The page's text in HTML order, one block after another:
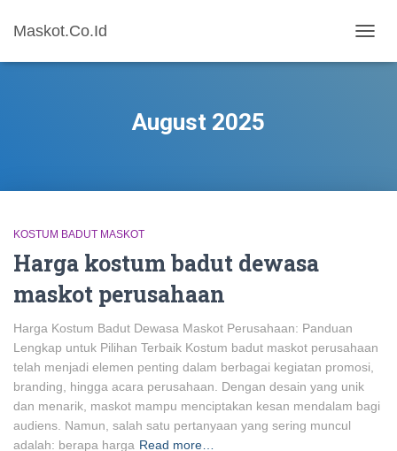
Maskot.Co.Id
August 2025
KOSTUM BADUT MASKOT
Harga kostum badut dewasa
maskot perusahaan
Harga Kostum Badut Dewasa Maskot Perusahaan: Panduan
Lengkap untuk Pilihan Terbaik Kostum badut maskot perusahaan
telah menjadi elemen penting dalam berbagai kegiatan promosi,
branding, hingga acara perusahaan. Dengan desain yang unik
dan menarik, maskot mampu menciptakan kesan mendalam bagi
audiens. Namun, salah satu pertanyaan yang sering muncul
adalah: berapa harga Read more…